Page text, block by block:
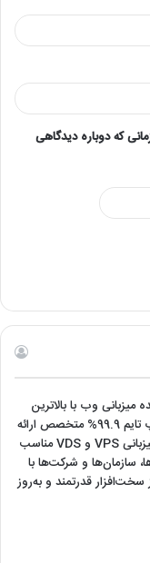
که دوباره دیدگاهی
میزبانی وب با بالاترین
کیفیت و آپ تایم 99.9% متخصص ارائه
پلن های میزبانی VPS و VDS مناسب
سازمان‌ها و شرکت‌ها با
سخت‌افزار قدرتمند و به‌روز